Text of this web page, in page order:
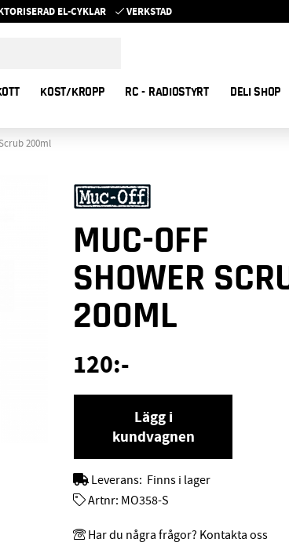
EL-CYKLAR VERKSTAD
KOST/KROPP RC - RADIOSTYRT DELI SHOP
200ml
MUC-OFF
SHOWER
200ML
120:-
Lägg i
kundvagnen
Leverans: Finns i lager
Artnr: MO358-S
Har du några frågor? Kontakta oss